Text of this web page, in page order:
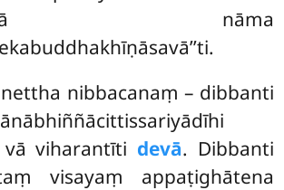
nāma
nibbacanaṃ – dibbanti
viharantīti devā. Dibbanti
visayaṃ appaṭighātena